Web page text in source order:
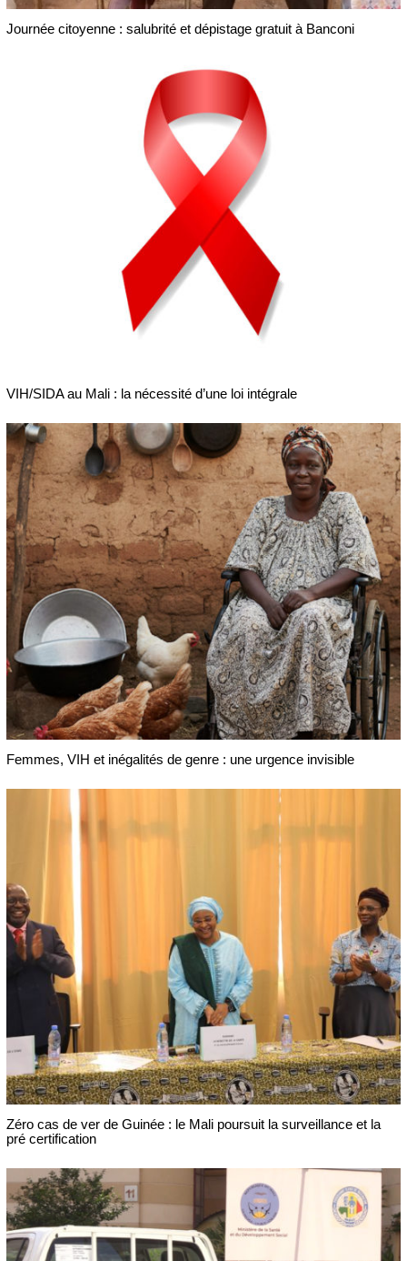
Journée citoyenne : salubrité et dépistage gratuit à Banconi
VIH/SIDA au Mali : la nécessité d’une loi intégrale
Femmes, VIH et inégalités de genre : une urgence invisible
Zéro cas de ver de Guinée : le Mali poursuit la surveillance et la
pré certification